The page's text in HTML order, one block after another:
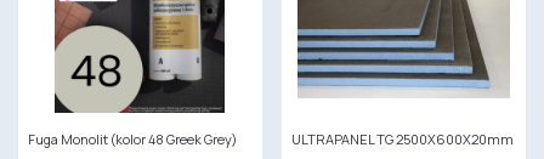
Fuga Monolit (kolor 48 Greek Grey) ULTRAPANEL TG 2500X600X20mm